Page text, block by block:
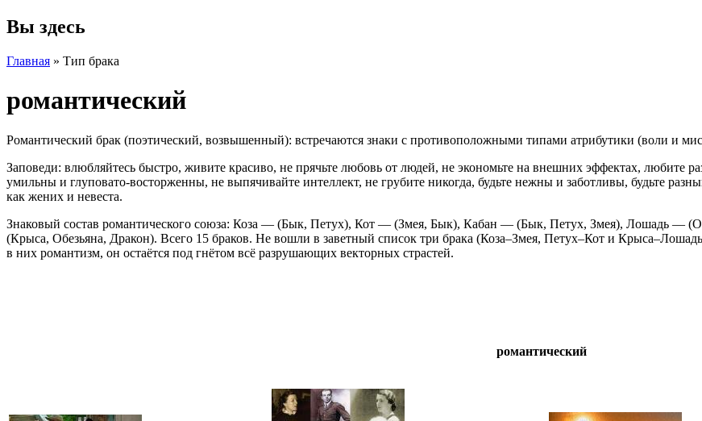
Вы здесь
Главная » Тип брака
романтический
Романтический брак (поэтический, возвышенный): встречаются знаки с противоположными типами атрибутики (воли и
Заповеди: влюбляйтесь быстро, живите красиво, не прячьте любовь от людей, не экономьте на внешних эффектах, любите
умильны и глуповато-восторженны, не выпячивайте интеллект, не грубите никогда, будьте нежны и заботливы, будьте
как жених и невеста.
Знаковый состав романтического союза: Коза — (Бык, Петух), Кот — (Змея, Бык), Кабан — (Бык, Петух, Змея), Лошадь —
(Крыса, Обезьяна, Дракон). Всего 15 браков. Не вошли в заветный список три брака (Коза–Змея, Петух–Кот и
в них романтизм, он остаётся под гнётом всё разрушающих векторных страстей.
романтический